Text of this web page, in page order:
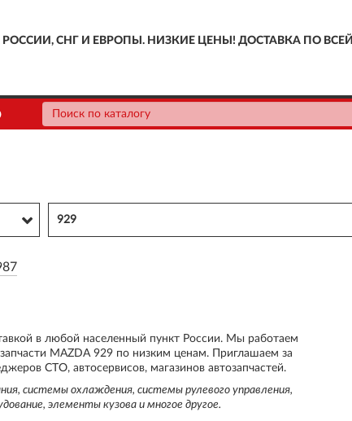
СНГ И ЕВРОПЫ. НИЗКИЕ ЦЕНЫ! ДОСТАВКА ПО ВСЕЙ
929
в любой населенный пункт России. Мы работаем
MAZDA 929 по низким ценам. Приглашаем за
СТО, автосервисов, магазинов автозапчастей.
системы охлаждения, системы рулевого управления,
элементы кузова и многое другое.